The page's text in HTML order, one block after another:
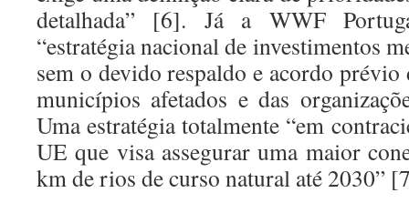
detalhada” [6]. Já a WWF
“estratégia nacional de investimentos
sem o devido respaldo e acordo
municípios afetados e das
Uma estratégia totalmente “em
UE que visa assegurar uma maior
km de rios de curso natural até 2030”